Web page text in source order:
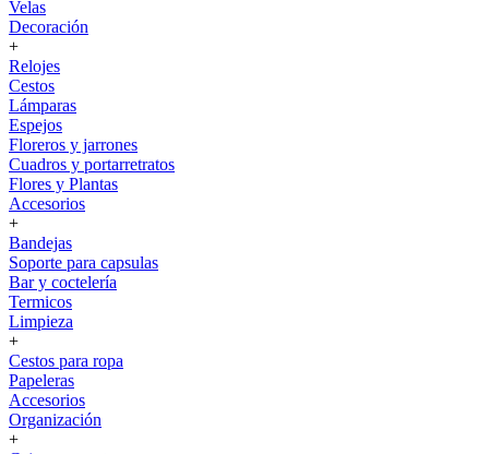
Velas
Decoración
+
Relojes
Cestos
Lámparas
Espejos
Floreros y jarrones
Cuadros y portarretratos
Flores y Plantas
Accesorios
+
Bandejas
Soporte para capsulas
Bar y coctelería
Termicos
Limpieza
+
Cestos para ropa
Papeleras
Accesorios
Organización
+